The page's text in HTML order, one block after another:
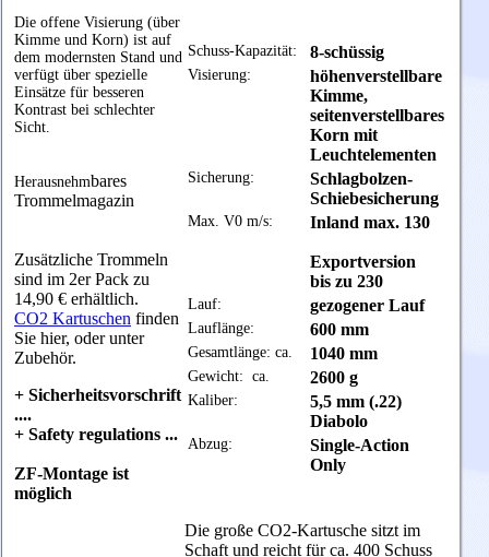
Die offene Visierung (über
Kimme und Korn) ist auf
dem modernsten Stand und
verfügt über spezielle
Einsätze für besseren
Kontrast bei schlechter
Sicht.
Herausnehmbares
Trommelmagazin
Zusätzliche Trommeln
sind im 2er Pack zu
14,90 € erhältlich.
CO2 Kartuschen finden
Sie hier, oder unter
Zubehör.
+ Sicherheitsvorschrift
....
+ Safety regulations ...
ZF-Montage ist
möglich
Schuss-Kapazität: 8-schüssig
Visierung:
höhenverstellbare
Kimme,
seitenverstellbares
Korn mit
Leuchtelementen
Sicherung:
Schlagbolzen-
Schiebesicherung
Max. V0 m/s: Inland max. 130
Exportversion
bis zu 230
Lauf: gezogener Lauf
Lauflänge: 600 mm
Gesamtlänge: ca. 1040 mm
Gewicht: ca. 2600 g
Kaliber:
5,5 mm (.22)
Diabolo
Abzug:
Single-Action
Only
Die große CO2-Kartusche sitzt im
Schaft und reicht für ca. 400 Schuss